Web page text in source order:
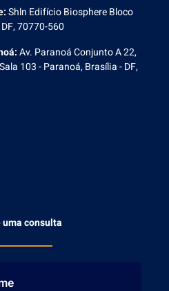
Shln Edifício Biosphere Bloco
70770-560
Av. Paranoá Conjunto A 22,
103 - Paranoá, Brasília - DF,
consulta